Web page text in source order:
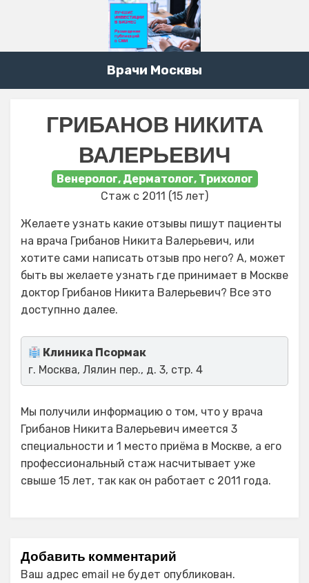
Врачи Москвы
ГРИБАНОВ НИКИТА
ВАЛЕРЬЕВИЧ
Венеролог, Дерматолог, Трихолог
Стаж с 2011 (15 лет)
Желаете узнать какие отзывы пишут пациенты
на врача Грибанов Никита Валерьевич, или
хотите сами написать отзыв про него? А, может
быть вы желаете узнать где принимает в Москве
доктор Грибанов Никита Валерьевич? Все это
доступнно далее.
Клиника Псормак
г. Москва, Лялин пер., д. 3, стр. 4
Мы получили информацию о том, что у врача
Грибанов Никита Валерьевич имеется 3
специальности и 1 место приёма в Москве, а его
профессиональный стаж насчитывает уже
свыше 15 лет, так как он работает с 2011 года.
Добавить комментарий
Ваш адрес email не будет опубликован.